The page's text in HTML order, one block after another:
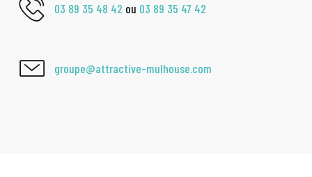
03 89 35 48 42 ou 03 89 35 47 42
groupe@attractive-mulhouse.com